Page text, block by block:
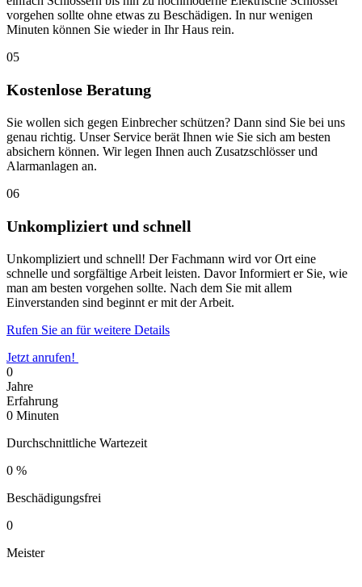
vorgehen sollte ohne etwas zu Beschädigen. In nur wenigen
Minuten können Sie wieder in Ihr Haus rein.
05
Kostenlose Beratung
Sie wollen sich gegen Einbrecher schützen? Dann sind Sie bei uns
genau richtig. Unser Service berät Ihnen wie Sie sich am besten
absichern können. Wir legen Ihnen auch Zusatzschlösser und
Alarmanlagen an.
06
Unkompliziert und schnell
Unkompliziert und schnell! Der Fachmann wird vor Ort eine
schnelle und sorgfältige Arbeit leisten. Davor Informiert er Sie, wie
man am besten vorgehen sollte. Nach dem Sie mit allem
Einverstanden sind beginnt er mit der Arbeit.
Rufen Sie an für weitere Details
Jetzt anrufen!
0
Jahre
Erfahrung
0 Minuten
Durchschnittliche Wartezeit
0 %
Beschädigungsfrei
0
Meister